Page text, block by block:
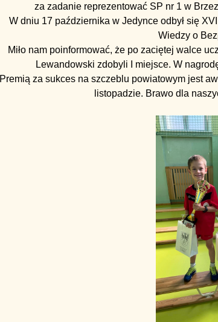
za zadanie reprezentować SP nr 1 w
W dniu 17 października w Jedynce odbył się
Wiedzy o
Miło nam poinformować, że po zaciętej walce
Lewandowski zdobyli I miejsce. W
Premią za sukces na szczeblu powiatowym jest
listopadzie. Brawo dla